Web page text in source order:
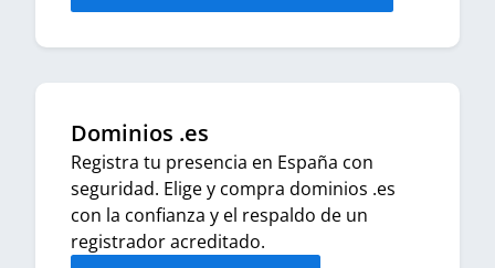
Dominios .es
Registra tu presencia en España con
seguridad. Elige y compra dominios .es
con la confianza y el respaldo de un
registrador acreditado.